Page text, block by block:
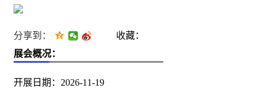
分享到：
收藏：
展会概况：
开展日期：2026-11-19